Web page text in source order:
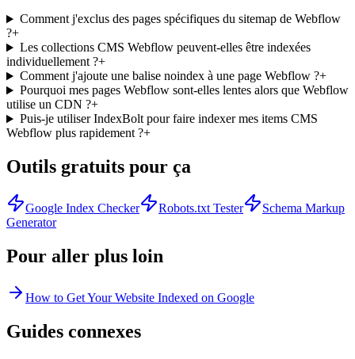
Comment j'exclus des pages spécifiques du sitemap de Webflow
?+
Les collections CMS Webflow peuvent-elles être indexées
individuellement ?+
Comment j'ajoute une balise noindex à une page Webflow ?+
Pourquoi mes pages Webflow sont-elles lentes alors que Webflow
utilise un CDN ?+
Puis-je utiliser IndexBolt pour faire indexer mes items CMS
Webflow plus rapidement ?+
Outils gratuits pour ça
Google Index Checker Robots.txt Tester
Schema Markup
Generator
Pour aller plus loin
How to Get Your Website Indexed on Google
Guides connexes